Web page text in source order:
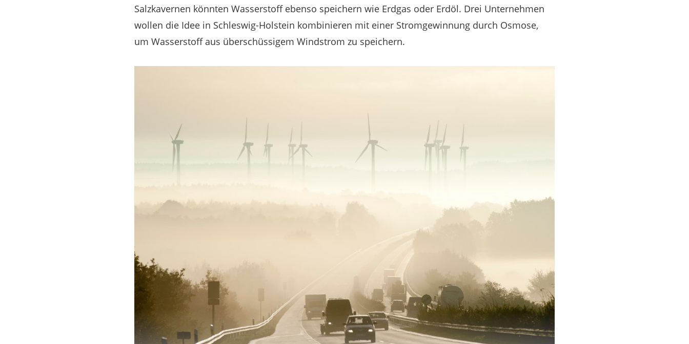
Salzkavernen könnten Wasserstoff ebenso speichern wie Erdgas oder Erdöl. Drei Unternehmen
wollen die Idee in Schleswig-Holstein kombinieren mit einer Stromgewinnung durch Osmose,
um Wasserstoff aus überschüssigem Windstrom zu speichern.